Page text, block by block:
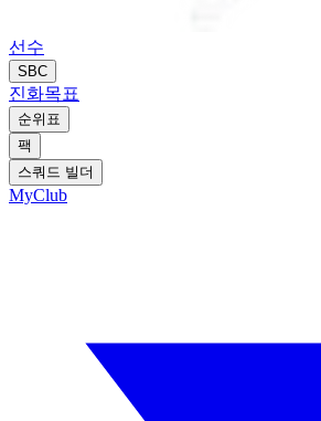
선수
SBC
진화목표
순위표
팩
스쿼드 빌더
MyClub